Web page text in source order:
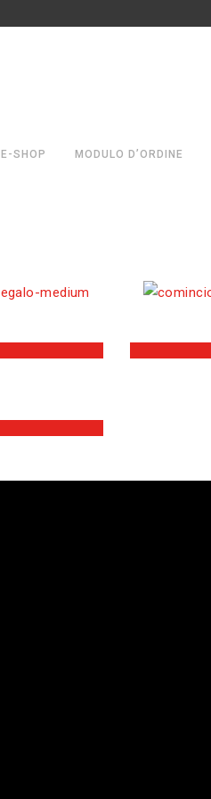
E-SHOP MODULO D’ORDINE